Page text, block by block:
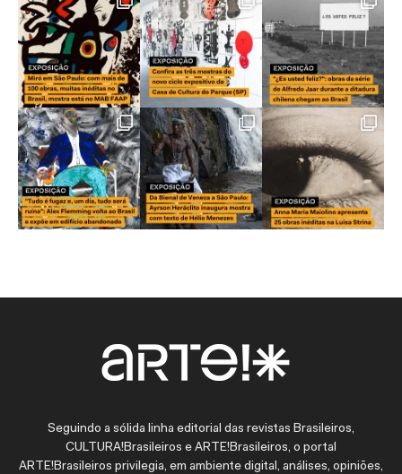
Seguindo a sólida linha editorial das revistas Brasileiros,
CULTURA!Brasileiros e ARTE!Brasileiros, o portal
ARTE!Brasileiros privilegia, em ambiente digital, análises, opiniões,